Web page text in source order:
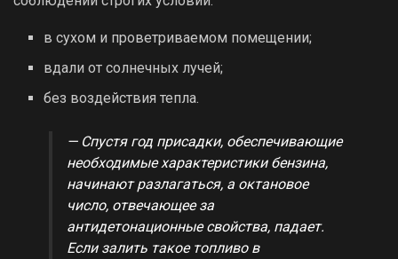
в сухом и проветриваемом помещении;
вдали от солнечных лучей;
без воздействия тепла.
— Спустя год присадки, обеспечивающие
необходимые характеристики бензина,
начинают разлагаться, а октановое
число, отвечающее за
антидетонационные свойства, падает.
Если залить такое топливо в